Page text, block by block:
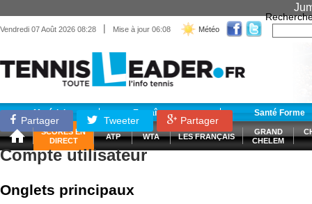
Vendredi 07 Août 2026 08:28 | Mise à jour 06:08 Météo
Matériel Entraînement Santé Forme
SCORES EN
DIRECT
ATP WTA LES FRANÇAIS
GRAND
CHELEM
Partager Tweeter Partager
Compte utilisateur
Onglets principaux